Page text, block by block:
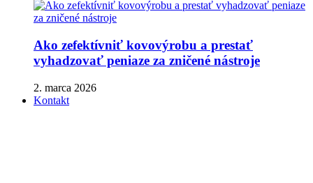
Ako zefektívniť kovovýrobu a prestať
vyhadzovať peniaze za zničené nástroje
2. marca 2026
Kontakt